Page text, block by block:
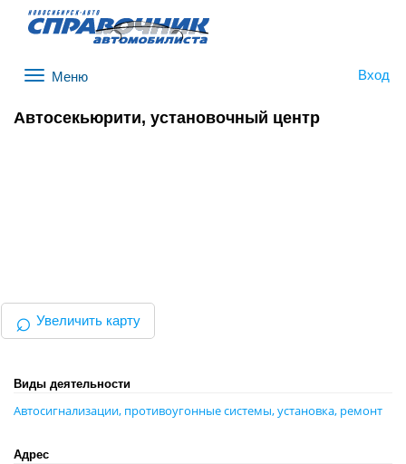
Вход
Автосекьюрити, установочный центр
⌕ Увеличить карту
Виды деятельности
Автосигнализации, противоугонные системы, установка, ремонт
Адрес